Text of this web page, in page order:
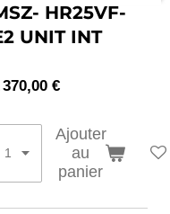
HR25VF-
UNIT INT
370,00 €
Ajouter
au
panier